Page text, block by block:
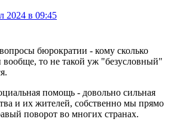
2024 в 09:45
бюрократии - кому сколько
вообще, то не такой уж "безусловный"
помощь - довольно сильная
и их жителей, собственно мы прямо
поворот во многих странах.